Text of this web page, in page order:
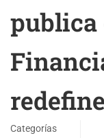
publica
Categorías